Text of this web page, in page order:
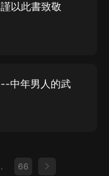
以此書致敬
中年男人的武
66